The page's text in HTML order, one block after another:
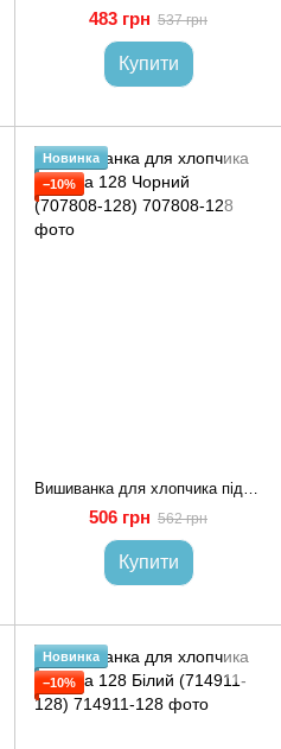
483 грн 537 грн
Купити
Новинка
−10%
506 грн 562 грн
Купити
Новинка
−10%